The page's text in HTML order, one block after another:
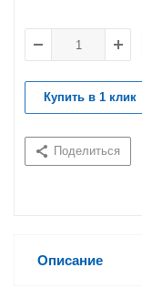
Купить в 1 клик
Поделиться
Описание